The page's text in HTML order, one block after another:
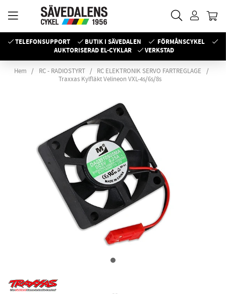
TELEFONSUPPORT BUTIK I SÄVEDALEN
FÖRMÅNSCYKEL
AUKTORISERAD EL-CYKLAR
VERKSTAD
Hem RC - RADIOSTYRT
RC ELEKTRONIK SERVO FARTREGLAGE
Traxxas Kylfläkt Velineon VXL-4s/6s/8s